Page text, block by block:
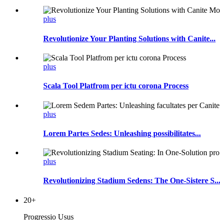
plus
Revolutionize Your Planting Solutions with Canite...
plus
Scala Tool Platfrom per ictu corona Process
plus
Lorem Partes Sedes: Unleashing possibilitates...
plus
Revolutionizing Stadium Sedens: The One-Sistere S...
20+
Progressio Usus